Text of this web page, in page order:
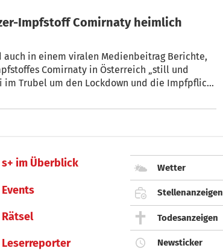
in einem viralen Medienbeitrag Berichte,
Comirnaty in Österreich „still und
im Trubel um den Lockdown und die Impfpflicht
bei denen Ablaufdaten umetikettiert
s+ im Überblick
Events
Rätsel
Leserreporter
Wetter
Stellenanzeigen
Todesanzeigen
Newsticker